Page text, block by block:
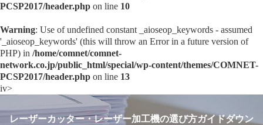
PCSP2017/header.php on line 10
Warning: Use of undefined constant _aioseop_keywords - assumed
'_aioseop_keywords' (this will throw an Error in a future version of
PHP) in /home/comnet/comnet-
network.co.jp/public_html/special/wp-content/themes/COMNET-
PCSP2017/header.php on line 13
iv>
レーザーカッター・レーザー加工機の選び方ガイドダウン